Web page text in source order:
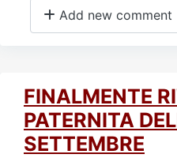
Add new comment
FINALMENTE
PATERNITA
SETTEMBRE